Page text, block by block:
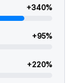
+340%
+95%
+220%